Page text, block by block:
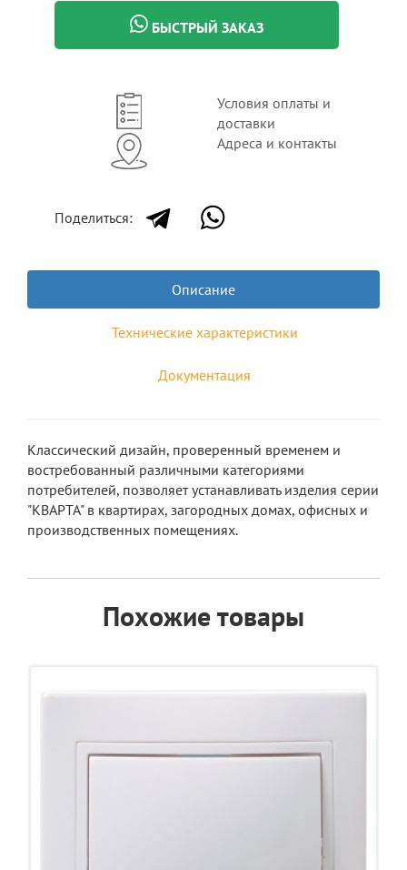
БЫСТРЫЙ ЗАКАЗ
Условия оплаты и
доставки
Адреса и контакты
Поделиться:
Описание
Технические характеристики
Документация
Классический дизайн, проверенный временем и
востребованный различными категориями
потребителей, позволяет устанавливать изделия серии
"КВАРТА" в квартирах, загородных домах, офисных и
производственных помещениях.
Похожие товары